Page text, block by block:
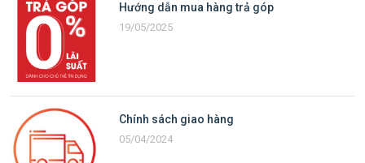
Hướng dẫn mua hàng trả góp
19/05/2025
Chính sách giao hàng
05/04/2024